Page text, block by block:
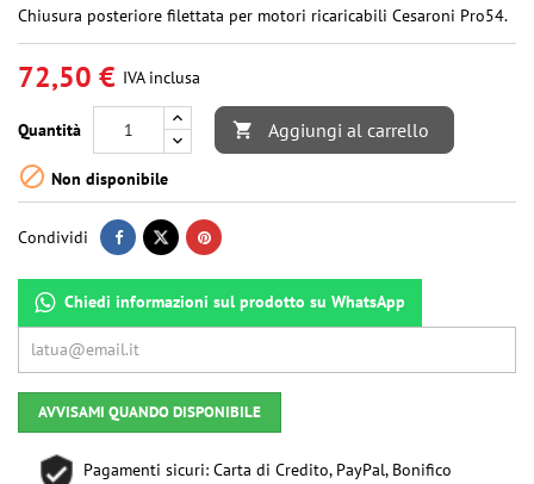
Chiusura posteriore filettata per motori ricaricabili Cesaroni Pro54.
72,50 € IVA inclusa
Quantità  Aggiungi al carrello
 Non disponibile
Condividi
Chiedi informazioni sul prodotto su WhatsApp
AVVISAMI QUANDO DISPONIBILE
Pagamenti sicuri: Carta di Credito, PayPal, Bonifico